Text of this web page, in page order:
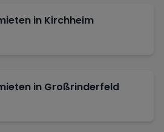
in Kirchheim
in Großrinderfeld